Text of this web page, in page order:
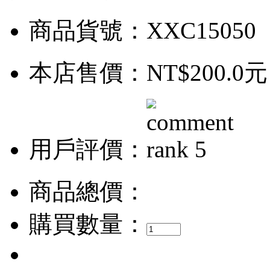
商品貨號：XXC15050
本店售價： NT$200.0元
用戶評價：
商品總價：
購買數量：